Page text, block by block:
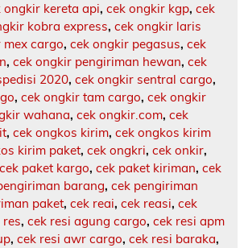
ongkir kereta api, cek ongkir kgp, cek
kobra express, cek ongkir laris
cargo, cek ongkir pegasus, cek
, cek ongkir pengiriman hewan, cek
2020, cek ongkir sentral cargo,
, cek ongkir tam cargo, cek ongkir
wahana, cek ongkir.com, cek
, cek ongkos kirim, cek ongkos kirim
kirim paket, cek ongkri, cek onkir,
cek paket kargo, cek paket kiriman, cek
barang, cek pengiriman
paket, cek reai, cek reasi, cek
res, cek resi agung cargo, cek resi apm
, cek resi awr cargo, cek resi baraka,